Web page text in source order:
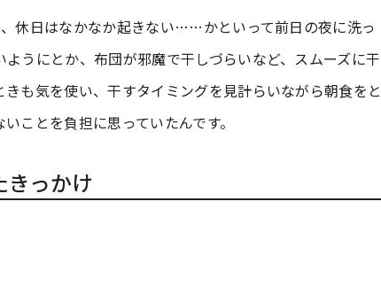
休日はなかなか起きない……かといって前日の夜に洗っ
うにとか、布団が邪魔で干しづらいなど、スムーズに干
も気を使い、干すタイミングを見計らいながら朝食をと
ことを負担に思っていたんです。
っかけ